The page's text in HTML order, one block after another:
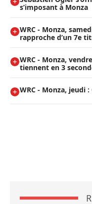
s’imposant à Monza
WRC - Monza,
rapproche d’un 7e
WRC - Monza,
tiennent en 3
WRC - Monza, jeudi